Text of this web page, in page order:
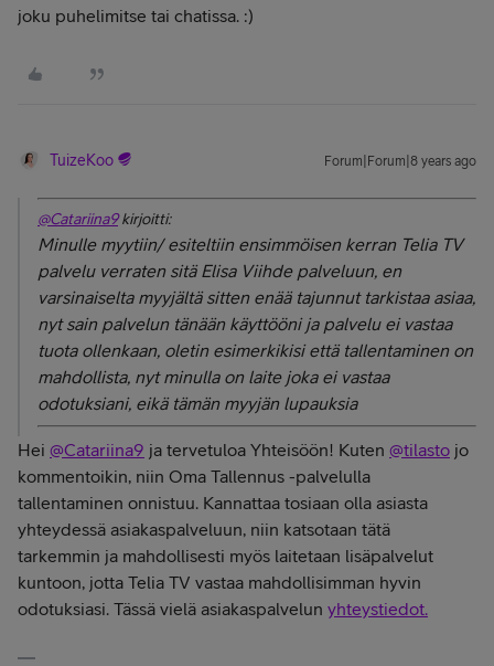
joku puhelimitse tai chatissa. :)
TuizeKoo Forum|Forum|8 years ago
@Catariina9kirjoitti:
Minulle myytiin/ esiteltiin ensimmöisen kerran Telia TV
palvelu verraten sitä Elisa Viihde palveluun, en
varsinaiselta myyjältä sitten enää tajunnut tarkistaa asiaa,
nyt sain palvelun tänään käyttööni ja palvelu ei vastaa
tuota ollenkaan, oletin esimerkikisi että tallentaminen on
mahdollista, nyt minulla on laite joka ei vastaa
odotuksiani, eikä tämän myyjän lupauksia
Hei @Catariina9 ja tervetuloa Yhteisöön! Kuten @tilasto jo
kommentoikin, niin Oma Tallennus -palvelulla
tallentaminen onnistuu. Kannattaa tosiaan olla asiasta
yhteydessä asiakaspalveluun, niin katsotaan tätä
tarkemmin ja mahdollisesti myös laitetaan lisäpalvelut
kuntoon, jotta Telia TV vastaa mahdollisimman hyvin
odotuksiasi. Tässä vielä asiakaspalvelun yhteystiedot.